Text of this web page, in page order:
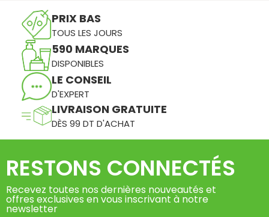
PRIX BAS
TOUS LES JOURS
590 MARQUES
DISPONIBLES
LE CONSEIL
D'EXPERT
LIVRAISON GRATUITE
DÈS 99 DT D'ACHAT
RESTONS CONNECTÉS
Recevez toutes nos dernières nouveautés et
offres exclusives en vous inscrivant à notre
newsletter